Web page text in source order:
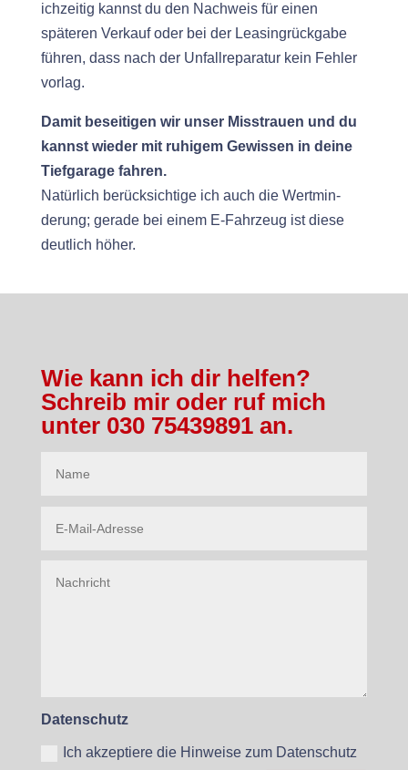
ichzeit­ig kannst du den Nach­weis für einen
späteren Verkauf oder bei der Leas­in­grück­gabe
führen, dass nach der Unfall­reparatur kein Fehler
vorlag.
Damit beseit­i­gen wir unser Mis­strauen und du
kannst wieder mit ruhigem Gewis­sen in deine
Tief­garage fahren.
Natür­lich berück­sichtige ich auch die Wert­min­
derung; ger­ade bei einem E‑Fahrzeug ist diese
deut­lich höher.
Wie kann ich dir helfen?
Schreib mir oder ruf mich
unter 030 75439891 an.
Daten­schutz
Ich akzep­tiere die Hin­weise zum Datenschutz